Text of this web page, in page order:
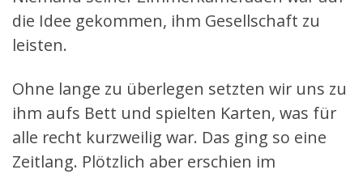
die Idee gekommen, ihm Gesellschaft zu
leisten.
Ohne lange zu überlegen setzten wir uns zu
ihm aufs Bett und spielten Karten, was für
alle recht kurzweilig war. Das ging so eine
Zeitlang. Plötzlich aber erschien im